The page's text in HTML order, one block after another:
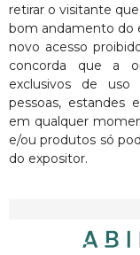
retirar o visitante
bom andamento do
novo acesso
concorda que a
exclusivos de
pessoas, estandes
em qualquer
e/ou produtos só
do expositor.